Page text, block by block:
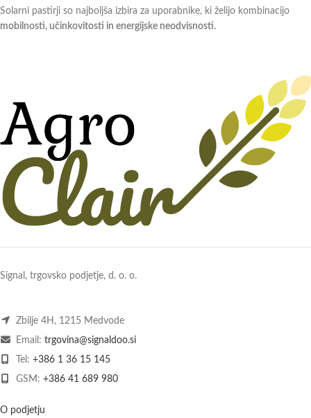
Solarni pastirji so najboljša izbira za uporabnike, ki želijo kombinacijo
mobilnosti, učinkovitosti in energijske neodvisnosti.
Signal, trgovsko podjetje, d. o. o.
Zbilje 4H, 1215 Medvode
Email: trgovina@signaldoo.si
Tel: +386 1 36 15 145
GSM: +386 41 689 980
O podjetju